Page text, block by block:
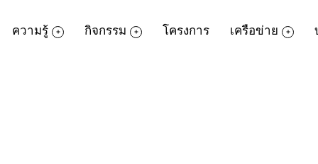
ความรู้ กิจกรรม โครงการ เครือข่าย